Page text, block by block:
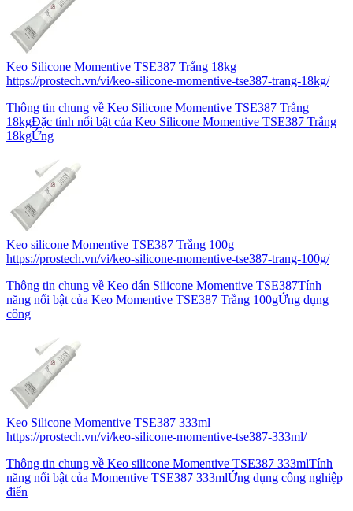
Keo Silicone Momentive TSE387 Trắng 18kg
https://prostech.vn/vi/keo-silicone-momentive-tse387-trang-18kg/
Thông tin chung về Keo Silicone Momentive TSE387 Trắng
18kgĐặc tính nổi bật của Keo Silicone Momentive TSE387 Trắng
18kgỨng
Keo silicone Momentive TSE387 Trắng 100g
https://prostech.vn/vi/keo-silicone-momentive-tse387-trang-100g/
Thông tin chung về Keo dán Silicone Momentive TSE387Tính
năng nổi bật của Keo Momentive TSE387 Trắng 100gỨng dụng
công
Keo Silicone Momentive TSE387 333ml
https://prostech.vn/vi/keo-silicone-momentive-tse387-333ml/
Thông tin chung về Keo silicone Momentive TSE387 333mlTính
năng nổi bật của Momentive TSE387 333mlỨng dụng công nghiệp
điển